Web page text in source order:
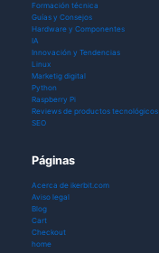
Formación técnica
Guías y Consejos
Hardware y Componentes
IA
Innovación y Tendencias
Linux
Marketig digital
Python
Raspberry Pi
Reviews de productos tecnológicos
SEO
Páginas
Acerca de ikerbit.com
Aviso legal
Blog
Cart
Checkout
home